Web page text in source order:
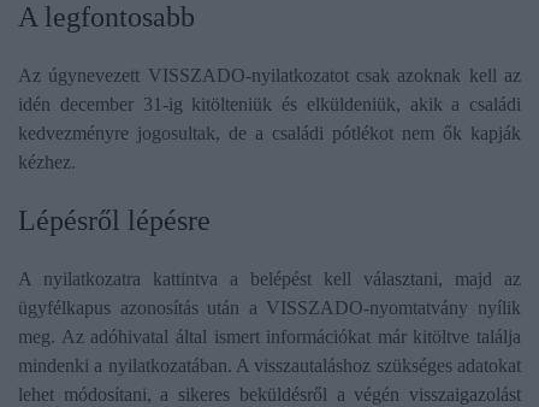
A legfontosabb
Az úgynevezett VISSZADO-nyilatkozatot csak azoknak kell az
idén december 31-ig kitölteniük és elküldeniük, akik a családi
kedvezményre jogosultak, de a családi pótlékot nem ők kapják
kézhez.
Lépésről lépésre
A nyilatkozatra kattintva a belépést kell választani, majd az
ügyfélkapus azonosítás után a VISSZADO-nyomtatvány nyílik
meg. Az adóhivatal által ismert információkat már kitöltve találja
mindenki a nyilatkozatában. A visszautaláshoz szükséges adatokat
lehet módosítani, a sikeres beküldésről a végén visszaigazolást